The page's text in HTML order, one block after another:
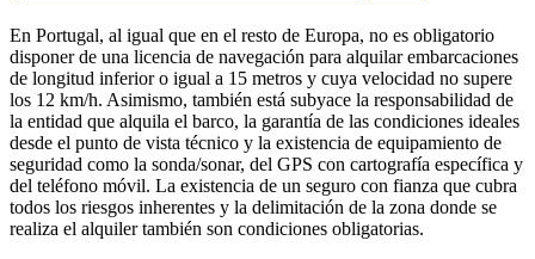
En Portugal, al igual que en el resto de Europa, no es obligatorio
disponer de una licencia de navegación para alquilar embarcaciones
de longitud inferior o igual a 15 metros y cuya velocidad no supere
los 12 km/h. Asimismo, también está subyace la responsabilidad de
la entidad que alquila el barco, la garantía de las condiciones ideales
desde el punto de vista técnico y la existencia de equipamiento de
seguridad como la sonda/sonar, del GPS con cartografía específica y
del teléfono móvil. La existencia de un seguro con fianza que cubra
todos los riesgos inherentes y la delimitación de la zona donde se
realiza el alquiler también son condiciones obligatorias.